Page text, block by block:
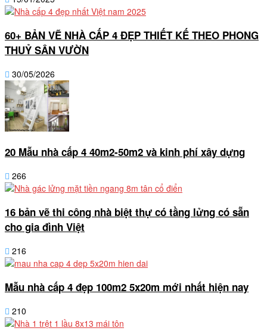
60+ BẢN VẼ NHÀ CẤP 4 ĐẸP THIẾT KẾ THEO PHONG
THUỶ SÂN VƯỜN
30/05/2026
20 Mẫu nhà cấp 4 40m2-50m2 và kinh phí xây dựng
266
16 bản vẽ thi công nhà biệt thự có tầng lửng có sẵn
cho gia đình Việt
216
Mẫu nhà cấp 4 đẹp 100m2 5x20m mới nhất hiện nay
210